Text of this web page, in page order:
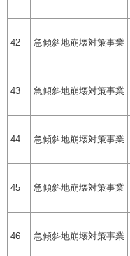
42 急傾斜地崩壊対策事業
43 急傾斜地崩壊対策事業
44 急傾斜地崩壊対策事業
45 急傾斜地崩壊対策事業
46 急傾斜地崩壊対策事業